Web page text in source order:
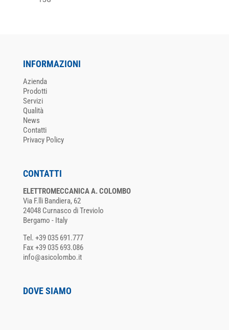
INFORMAZIONI
Azienda
Prodotti
Servizi
Qualità
News
Contatti
Privacy Policy
CONTATTI
ELETTROMECCANICA A. COLOMBO
Via F.lli Bandiera, 62
24048 Curnasco di Treviolo
Bergamo - Italy
Tel. +39 035 691.777
Fax +39 035 693.086
info@asicolombo.it
DOVE SIAMO